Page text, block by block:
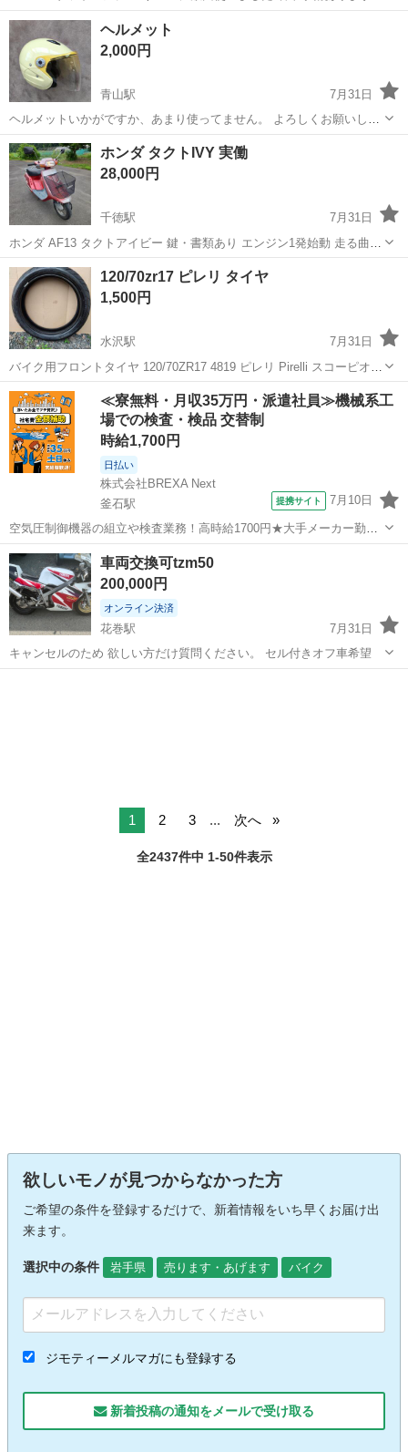
送料着払いで発送も対応いたします その際、ノークレームで宜しくお
願いします
岩手 奥州市
ヘルメット
2,000円
青山駅
7月31日
ヘルメットいかがですか、あまり使ってません。 よろしくお願いしま
す!岩手 盛岡市 青山駅 バイク ヘルメット
ホンダ タクトIVY 実働
28,000円
千徳駅
7月31日
ホンダ AF13 タクトアイビー 鍵・書類あり エンジン1発始動 走る曲が
る止まる○ 灯火類動作○ 燃料タンク○ 珍しい4ストの旧原付スクーター
です。 外装色褪せ、傷汚れあり バッテリーとタイヤ交換推奨です。
現状渡しになり...
岩手 宮古市 ホンダ タクト
120/70zr17 ピレリ タイヤ
1,500円
水沢駅
7月31日
バイク用フロントタイヤ 120/70ZR17 4819 ピレリ Pirelli スコーピオン
トレイル Ⅱ ミゾはだいぶ残ってます 写真でご確認お願いします 取り
に来れる方
岩手 奥州市 水沢駅 その他
≪寮無料・月収35万円・派遣社員≫機械系工
場での検査・検品 交替制
時給1,700円
日払い
株式会社BREXA Next
釜石駅
提携サイト 7月10日
空気圧制御機器の組立や検査業務！高時給1700円★大手メーカー勤
務！嬉しい寮費無料！ワンルーム寮完備★マイカー通勤OK＆工場敷地
内に無料駐車場あり★！《岩手県釜石市》 人気の工場のお仕事 ◇空気
圧制御機器（シリンダ、バルブ...
岩手 釜石市 釜石駅
車両交換可tzm50
200,000円
オンライン決済
花巻駅
7月31日
キャンセルのため 欲しい方だけ質問ください。 セル付きオフ車希望
1 2 3 ... 次へ
全2437件中 1-50件表示
欲しいモノが見つからなかった方
ご希望の条件を登録するだけで、新着情報をいち早くお届け出
来ます。
選択中の条件 岩手県 売ります・あげます バイク
ジモティーメルマガにも登録する
新着投稿の通知をメールで受け取る